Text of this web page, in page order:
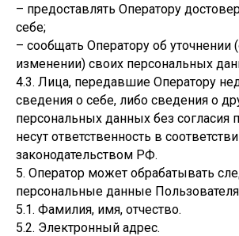
– предоставлять Оператору
себе;
– сообщать Оператору об уточнении
изменении) своих персональных
4.3. Лица, передавшие Оператору
сведения о себе, либо сведения о
персональных данных без согласия
несут ответственность в
законодательством РФ.
5. Оператор может обрабатывать
персональные данные Пользователя
5.1. Фамилия, имя, отчество.
5.2. Электронный адрес.